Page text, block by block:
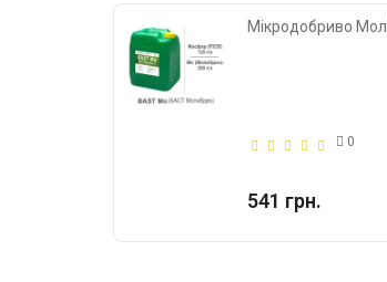
Мікродобриво
0
541 грн.